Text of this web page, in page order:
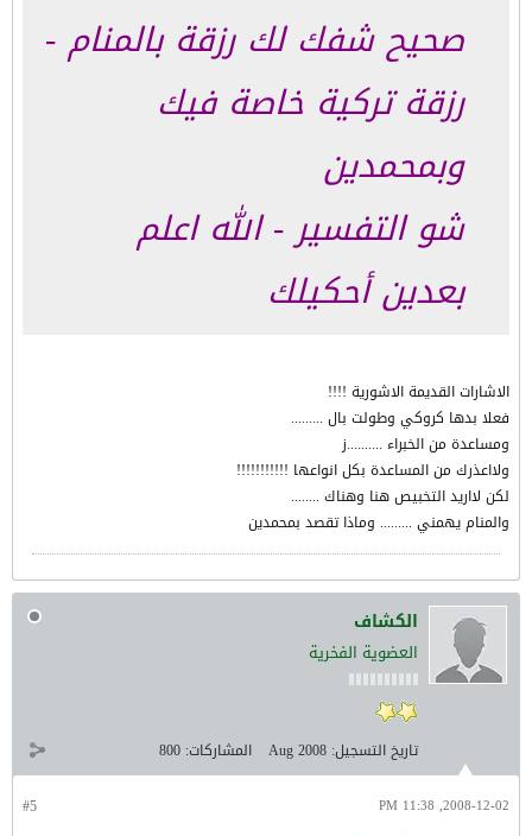
صحيح شفك لك رزقة بالمنام -
رزقة تركية خاصة فيك
وبمحمدين
شو التفسير - الله اعلم
بعدين أحكيلك
الاشارات القديمة الاشورية !!!!
فعلا بدها كروكي وطولت بال .........
ومساعدة من الخبراء ..........ز
ولااعذرك من المساعدة بكل انواعها !!!!!!!!!!!
لكن لااريد التخبيص هنا وهناك ........
والمنام يهمني ......... وماذا تقصد بمحمدين
الكشاف
العضوية الفخرية
تاريخ التسجيل: Aug 2008 المشاركات: 800
#5 2008-12-02, 11:38 PM